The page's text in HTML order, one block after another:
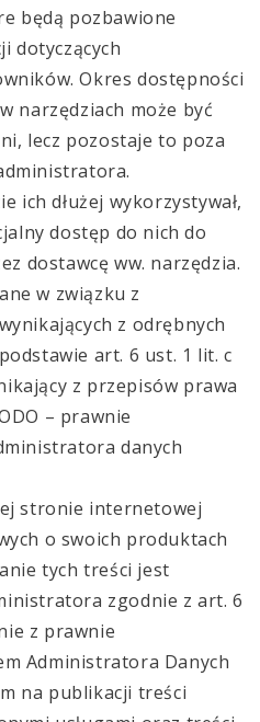
będą pozbawione
dotyczących
Okres dostępności
narzędziach może być
lecz pozostaje to poza
ich dłużej wykorzystywał,
dostęp do nich do
dostawcę ww. narzędzia.
w związku z
z odrębnych
art. 6 ust. 1 lit. c
z przepisów prawa
– prawnie
danych
stronie internetowej
o swoich produktach
tych treści jest
zgodnie z art. 6
z prawnie
Administratora Danych
na publikacji treści